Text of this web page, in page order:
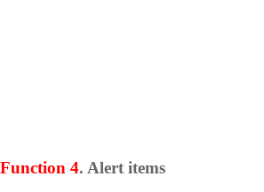
Function 4. Alert items